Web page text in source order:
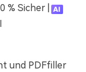
% Sicher |
und PDFfiller